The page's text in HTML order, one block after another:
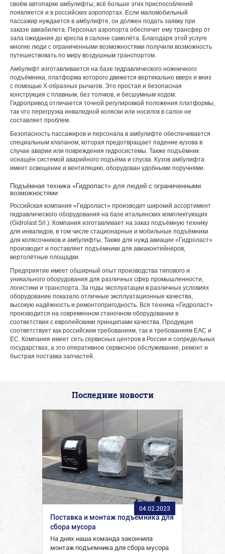
своём автопарке амбулифты; всё больше этих приспособлений
появляется и в российских аэропортах. Если маломобильный
пассажир нуждается в амбулифте, он должен подать заявку при
заказе авиабилета. Персонал аэропорта обеспечит ему трансфер от
зала ожидания до кресла в салоне самолёта. Благодаря этой услуге
многие люди с ограниченными возможностями получили возможность
путешествовать по миру воздушным транспортом.
Амбулифт изготавливается на базе гидравлического ножничного
подъёмника, платформа которого движется вертикально вверх и вниз
с помощью Х-образных рычагов. Это простая и безопасная
конструкция с плавным, без толчков, и бесшумным ходом.
Гидропривод отличается точной регулировкой положения платформы,
так что перегрузка инвалидной коляски или носилок в салон не
составляет проблем.
Безопасность пассажиров и персонала в амбулифте обеспечивается
специальным клапаном, которая предотвращает падение кузова в
случае аварии или повреждения гидросистемы. Также подъёмник
оснащён системой аварийного подъёма и спуска. Кузов амбулифта
имеет освещение и вентиляцию, оборудован удобными поручнями.
Подъёмная техника «Гидроласт» для людей с ограниченными
возможностями
Российская компания «Гидроласт» производит широкий ассортимент
гидравлического оборудования на базе итальянских комплектующих
(Gidrolast Srl.). Компания изготавливает на заказ подъёмную технику
для инвалидов, в том числе стационарные и мобильные подъёмники
для колясочников и амбулифты. Также для нужд авиации «Гидроласт»
производит и поставляет подъёмники для авиаконтейнеров,
вертолётные площадки.
Предприятие имеет обширный опыт производства типового и
уникального оборудования для различных сфер промышленности,
логистики и транспорта. За годы эксплуатации в различных условиях
оборудование показало отличные эксплуатационные качества,
высокую надёжность и ремонтопригодность. Вся техника «Гидроласт»
производится на современном станочном оборудовании в
соответствии с европейскими принципами качества. Продукция
соответствует как российским требованиям, так и требованиям ЕАС и
ЕС. Компания имеет сеть сервисных центров в России и сопредельных
государствах, а это оперативное сервисное обслуживание, ремонт и
быстрая поставка запчастей.
Последние новости
04.02.2023
Поставка и монтаж подъемника для
сбора мусора
На днях наша команда закончила
монтаж подъемника для сбора мусора